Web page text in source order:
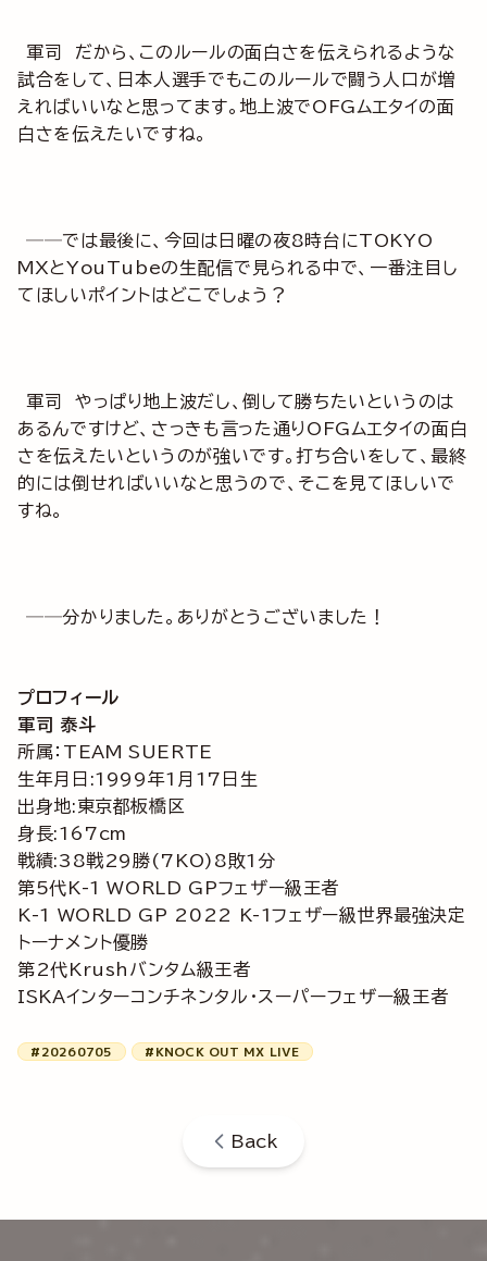
軍司 だから、このルールの面白さを伝えられるような
試合をして、日本人選手でもこのルールで闘う人口が増
えればいいなと思ってます。地上波でOFGムエタイの面
白さを伝えたいですね。
──では最後に、今回は日曜の夜8時台にTOKYO
MXとYouTubeの生配信で見られる中で、一番注目し
てほしいポイントはどこでしょう？
軍司 やっぱり地上波だし、倒して勝ちたいというのは
あるんですけど、さっきも言った通りOFGムエタイの面白
さを伝えたいというのが強いです。打ち合いをして、最終
的には倒せればいいなと思うので、そこを見てほしいで
すね。
──分かりました。ありがとうございました！
プロフィール
軍司 泰斗
所属：TEAM SUERTE
生年月日:1999年1月17日生
出身地:東京都板橋区
身長:167cm
戦績:38戦29勝(7KO)8敗1分
第5代K-1 WORLD GPフェザー級王者
K-1 WORLD GP 2022 K-1フェザー級世界最強決定
トーナメント優勝
第2代Krushバンタム級王者
ISKAインターコンチネンタル・スーパーフェザー級王者
#20260705 #KNOCK OUT MX LIVE
Back